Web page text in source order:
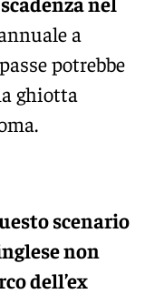
a
potrebbe
ghiotta
scenario
non
dell’ex